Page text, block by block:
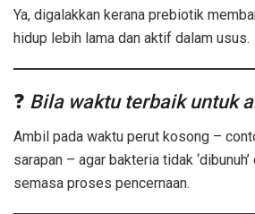
Ya, digalakkan kerana prebiotik
hidup lebih lama dan aktif dalam usus.
❓ Bila waktu terbaik untuk
Ambil pada waktu perut kosong –
sarapan – agar bakteria tidak
semasa proses pencernaan.